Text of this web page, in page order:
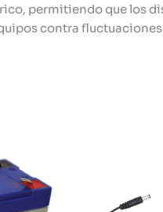
permitiendo que los
contra